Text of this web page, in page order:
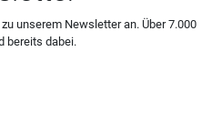
unserem Newsletter an. Über 7.000
bereits dabei.